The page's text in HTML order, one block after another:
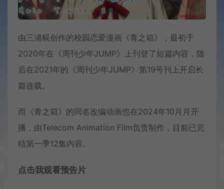
由三浦糀创作的校园恋爱漫画《青之箱》，最初于
2020年在《周刊少年JUMP》上刊登了短篇内容，随
后在2021年的《周刊少年JUMP》第19号刊上开启长
篇连载。
而《青之箱》的同名改编动画也在2024年10月月开
播，由Telecom Animation Film负责制作，目前已完
结第一季12集内容。
点击我观看预告片